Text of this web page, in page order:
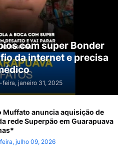
com super Bonder
da internet e precisa
feira, janeiro 31, 2025
Muffato anuncia aquisição de
rede Superpão em Guarapuava
julho 09, 2026